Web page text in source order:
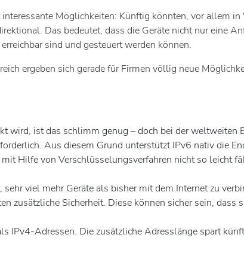
Möglichkeiten: Künftig könnten, vor allem
Das bedeutet, dass die Geräte nicht nur eine
sind und gesteuert werden können.
ergeben sich gerade für Firmen völlig neue
wird, ist das schlimm genug – doch bei der weltweiten
Aus diesem Grund unterstützt IPv6 nativ die
Hilfe von Verschlüsselungsverfahren nicht so leicht
viel mehr Geräte als bisher mit dem Internet zu
zusätzliche Sicherheit. Diese können sicher sein, dass
IPv4-Adressen. Die zusätzliche Adresslänge spart